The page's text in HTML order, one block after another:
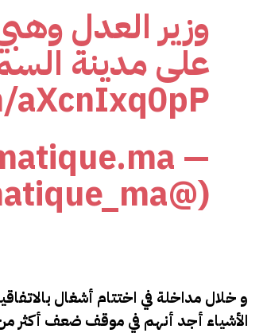
وزير العدل
على مدينة
(@diplomatique_ma)
و خلال مداخلة في اختتام أشغال
الأشياء أجد أنهم في موقف ضعف أكثر